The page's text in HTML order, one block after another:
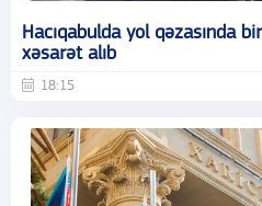
Hacıqabulda yol qəzasında
xəsarət alıb
18:15